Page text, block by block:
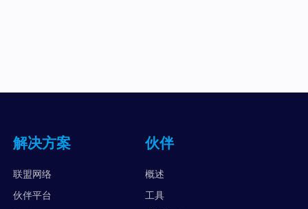
解决方案
联盟网络
伙伴平台
伙伴
概述
工具